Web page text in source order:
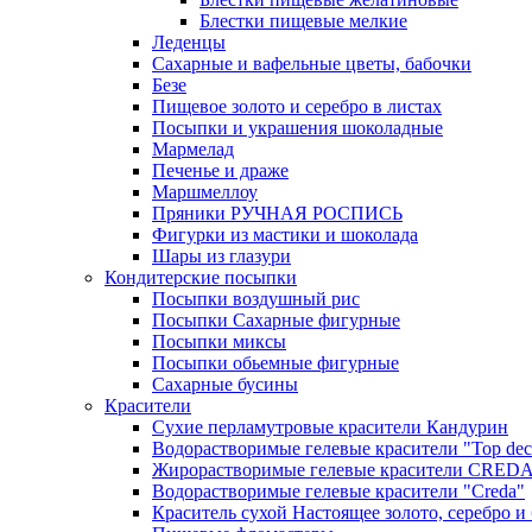
Блестки пищевые мелкие
Леденцы
Сахарные и вафельные цветы, бабочки
Безе
Пищевое золото и серебро в листах
Посыпки и украшения шоколадные
Мармелад
Печенье и драже
Маршмеллоу
Пряники РУЧНАЯ РОСПИСЬ
Фигурки из мастики и шоколада
Шары из глазури
Кондитерские посыпки
Посыпки воздушный рис
Посыпки Сахарные фигурные
Посыпки миксы
Посыпки обьемные фигурные
Сахарные бусины
Красители
Сухие перламутровые красители Кандурин
Водорастворимые гелевые красители "Top
Жирорастворимые гелевые красители CREDA
Водорастворимые гелевые красители "Creda"
Краситель сухой Настоящее золото, серебро и